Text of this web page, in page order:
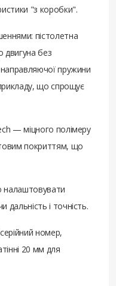
"з коробки".
пістолетна
двигуна без
направляючої пружини
що спрощує
— міцного полімеру
покриттям, що
налаштовувати
і точність.
номер,
20 мм для